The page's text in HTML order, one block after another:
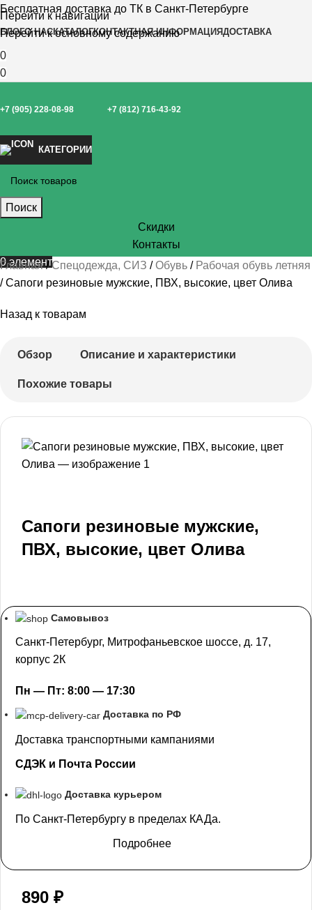
Перейти к навигации
Перейти к основному содержанию
Бесплатная доставка до ТК в Санкт-Петербурге
БЛОГО НАСКАТАЛОГКОНТАКТНАЯ ИНФОРМАЦИЯДОСТАВКА
0
0
+7 (905) 228-08-98 +7 (812) 716-43-92
КАТЕГОРИИ
Поиск
Скидки
Контакты
0элемент
Главная Спецодежда, СИЗ Обувь
Рабочая обувь летняя
Сапоги резиновые мужские, ПВХ, высокие, цвет Олива
Назад к товарам
Обзор Описание и характеристики
Похожие товары
Сапоги резиновые мужские,
ПВХ, высокие, цвет Олива
Самовывоз
Санкт-Петербург, Митрофаньевское шоссе, д. 17,
корпус 2К
Пн — Пт: 8:00 — 17:30
Доставка по РФ
Доставка транспортными кампаниями
СДЭК и Почта России
Доставка курьером
По Санкт-Петербургу в пределах КАДа.
Подробнее
890 ₽